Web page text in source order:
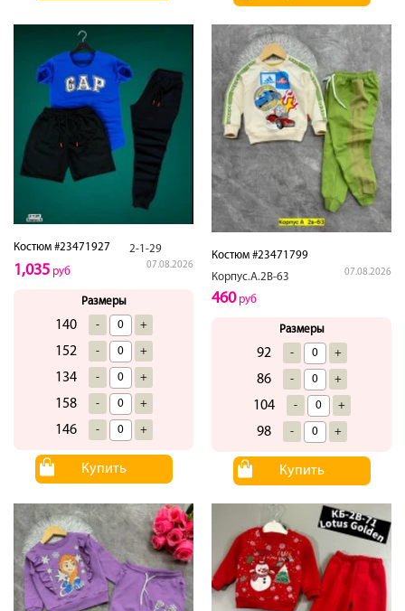
Костюм #23471927 2-1-29
07.08.2026
1,035 руб
Размеры
140 - +
152 - +
134 - +
158 - +
146 - +
Купить
Костюм #23471799
Корпус.А.2В-63
07.08.2026
460руб
Размеры
92 - +
86 - +
104 - +
98 - +
Купить